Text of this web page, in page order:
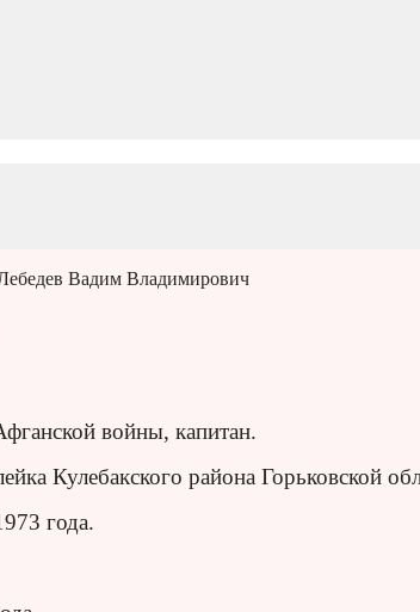
Вадим Владимирович
войны, капитан.
Кулебакского района Горьковской
года.